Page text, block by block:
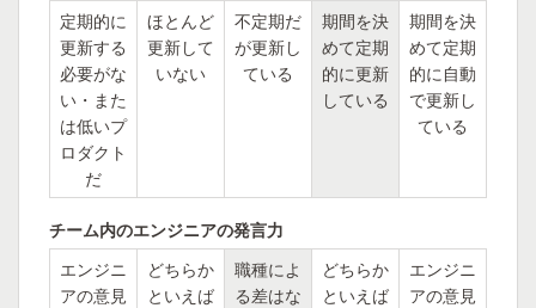
定期的に
更新する
必要がな
い・また
は低いプ
ロダクト
だ
ほとんど
更新して
いない
不定期だ
が更新し
ている
期間を決
めて定期
的に更新
している
期間を決
めて定期
的に自動
で更新し
ている
チーム内のエンジニアの発言力
エンジニ
アの意見
どちらか
といえば
職種によ
る差はな
どちらか
といえば
エンジニ
アの意見